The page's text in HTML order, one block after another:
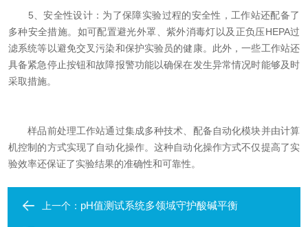
5、安全性设计：为了保障实验过程的安全性，工作站还配备了
多种安全措施。如可配置避光外罩、紫外消毒灯以及正负压HEPA过
滤系统等以避免交叉污染和保护实验员的健康。此外，一些工作站还
具备紧急停止按钮和故障报警功能以确保在发生异常情况时能够及时
采取措施。
样品前处理工作站通过集成多种技术、配备自动化模块并由计算
机控制的方式实现了自动化操作。这种自动化操作方式不仅提高了实
验效率还保证了实验结果的准确性和可靠性。
上一个： pH值测试系统多领域守护酸碱平衡